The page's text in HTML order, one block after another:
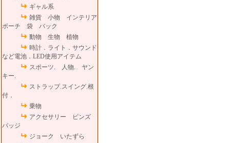
ギャル系
雑貨 小物 インテリア
ポーチ 袋 バック
動物 生物 植物
時計．ライト．サウンド
など電池．LED使用アイテム
スポーツ. 人物. ヤン
キー.
ストラップ.スイング.根
付．
乗物
アクセサリー ピンズ
バッジ
ジョーク いたずら